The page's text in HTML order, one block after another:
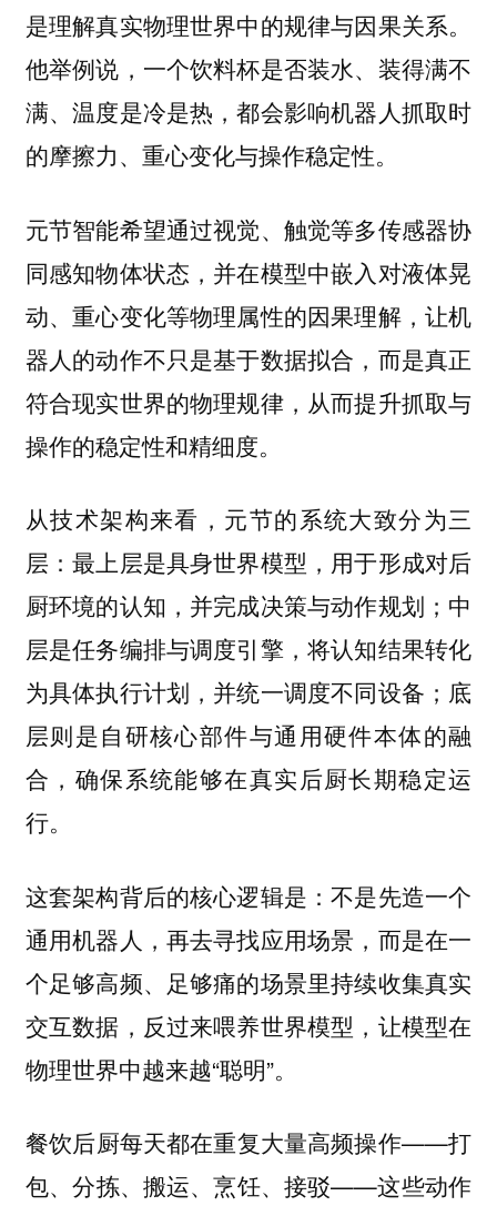
是理解真实物理世界中的规律与因果关系。
他举例说，一个饮料杯是否装水、装得满不
满、温度是冷是热，都会影响机器人抓取时
的摩擦力、重心变化与操作稳定性。
元节智能希望通过视觉、触觉等多传感器协
同感知物体状态，并在模型中嵌入对液体晃
动、重心变化等物理属性的因果理解，让机
器人的动作不只是基于数据拟合，而是真正
符合现实世界的物理规律，从而提升抓取与
操作的稳定性和精细度。
从技术架构来看，元节的系统大致分为三
层：最上层是具身世界模型，用于形成对后
厨环境的认知，并完成决策与动作规划；中
层是任务编排与调度引擎，将认知结果转化
为具体执行计划，并统一调度不同设备；底
层则是自研核心部件与通用硬件本体的融
合，确保系统能够在真实后厨长期稳定运
行。
这套架构背后的核心逻辑是：不是先造一个
通用机器人，再去寻找应用场景，而是在一
个足够高频、足够痛的场景里持续收集真实
交互数据，反过来喂养世界模型，让模型在
物理世界中越来越“聪明”。
餐饮后厨每天都在重复大量高频操作——打
包、分拣、搬运、烹饪、接驳——这些动作